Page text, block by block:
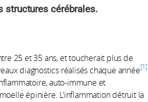
structures cérébrales.
25 et 35 ans, et toucherait plus de
diagnostics réalisés chaque année 1
auto-immune et
épinière. L’inflammation détruit la